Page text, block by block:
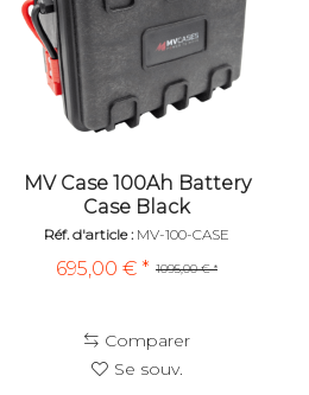
MV Case 100Ah Battery
Case Black
Réf. d'article : MV-100-CASE
1095,00 € *
695,00 € *
Comparer
Se souv.